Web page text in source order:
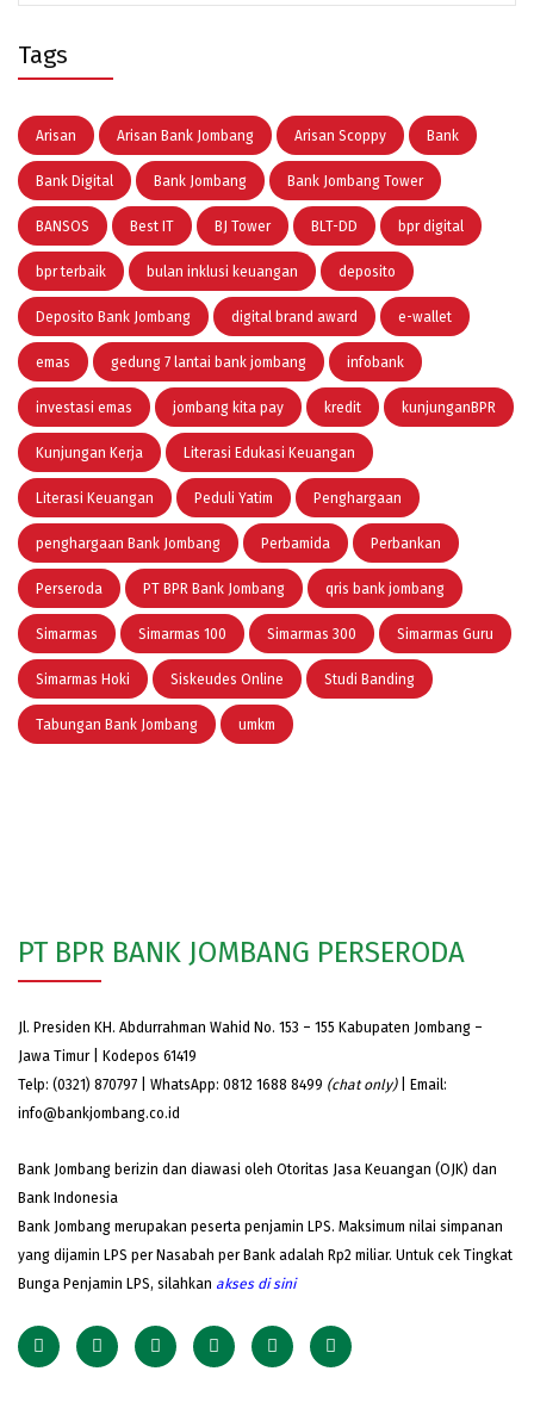
Tags
Arisan Arisan Bank Jombang Arisan Scoppy Bank
Bank Digital Bank Jombang Bank Jombang Tower
BANSOS Best IT BJ Tower BLT-DD bpr digital
bpr terbaik bulan inklusi keuangan deposito
Deposito Bank Jombang digital brand award e-wallet
emas gedung 7 lantai bank jombang infobank
investasi emas jombang kita pay kredit kunjunganBPR
Kunjungan Kerja Literasi Edukasi Keuangan
Literasi Keuangan Peduli Yatim Penghargaan
penghargaan Bank Jombang Perbamida Perbankan
Perseroda PT BPR Bank Jombang qris bank jombang
Simarmas Simarmas 100 Simarmas 300 Simarmas Guru
Simarmas Hoki Siskeudes Online Studi Banding
Tabungan Bank Jombang umkm
PT BPR BANK JOMBANG PERSERODA
Jl. Presiden KH. Abdurrahman Wahid No. 153 – 155 Kabupaten Jombang –
Jawa Timur | Kodepos 61419
Telp: (0321) 870797 | WhatsApp: 0812 1688 8499 (chat only)| Email:
info@bankjombang.co.id
Bank Jombang berizin dan diawasi oleh Otoritas Jasa Keuangan (OJK) dan
Bank Indonesia
Bank Jombang merupakan peserta penjamin LPS. Maksimum nilai simpanan
yang dijamin LPS per Nasabah per Bank adalah Rp2 miliar. Untuk cek Tingkat
Bunga Penjamin LPS, silahkan akses di sini